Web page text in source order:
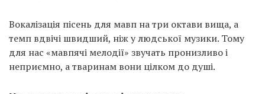
Вокалізація пісень для мавп на три октави вища, а
темп вдвічі швидший, ніж у людської музики. Тому
для нас «мавпячі мелодії» звучать пронизливо і
неприємно, а тваринам вони цілком до душі.